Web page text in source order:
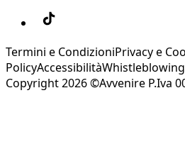
Termini e CondizioniPrivacy e
PolicyAccessibilitàWhistleblowing
Copyright 2026 ©Avvenire P.Iva